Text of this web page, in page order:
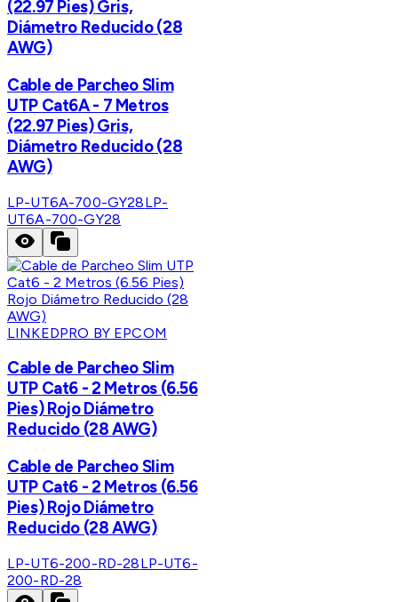
(22.97 Pies) Gris,
Diámetro Reducido (28
AWG)
Cable de Parcheo Slim
UTP Cat6A - 7 Metros
(22.97 Pies) Gris,
Diámetro Reducido (28
AWG)
LP-UT6A-700-GY28LP-
UT6A-700-GY28
LINKEDPRO BY EPCOM
Cable de Parcheo Slim
UTP Cat6 - 2 Metros (6.56
Pies) Rojo Diámetro
Reducido (28 AWG)
Cable de Parcheo Slim
UTP Cat6 - 2 Metros (6.56
Pies) Rojo Diámetro
Reducido (28 AWG)
LP-UT6-200-RD-28LP-UT6-
200-RD-28